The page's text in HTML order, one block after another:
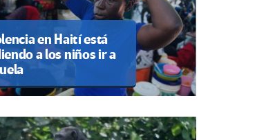
en Haití está
a los niños ir a